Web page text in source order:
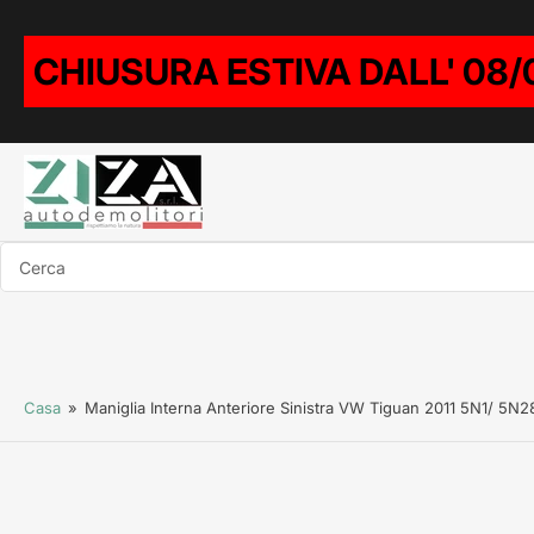
CHIUSURA ESTIVA DALL'
Casa » Maniglia Interna Anteriore Sinistra VW Tiguan 2011 5N1/